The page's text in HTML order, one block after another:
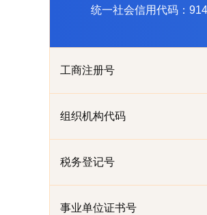
统一社会信用代码：
工商注册号
组织机构代码
税务登记号
事业单位证书号